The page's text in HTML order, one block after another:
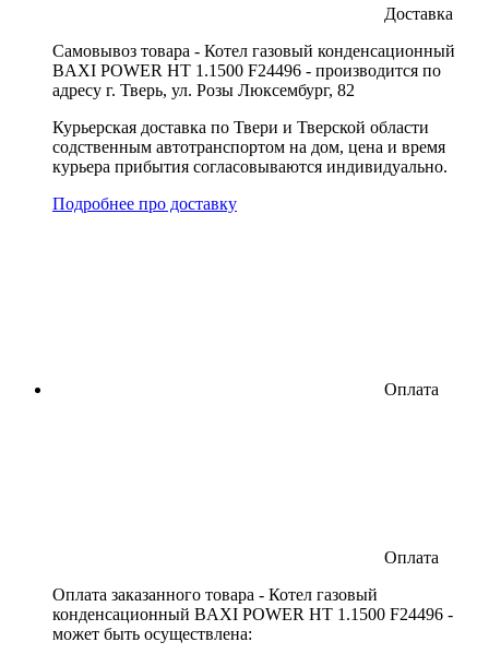
Доставка
Cамовывоз товара - Котел газовый конденсационный
BAXI POWER HT 1.1500 F24496 - производится по
адресу г. Тверь, ул. Розы Люксембург, 82
Курьерская доставка по Твери и Тверской области
содственным автотранспортом на дом, цена и время
курьера прибытия согласовываются индивидуально.
Подробнее про доставку
Оплата
Оплата
Оплата заказанного товара - Котел газовый
конденсационный BAXI POWER HT 1.1500 F24496 -
может быть осуществлена: